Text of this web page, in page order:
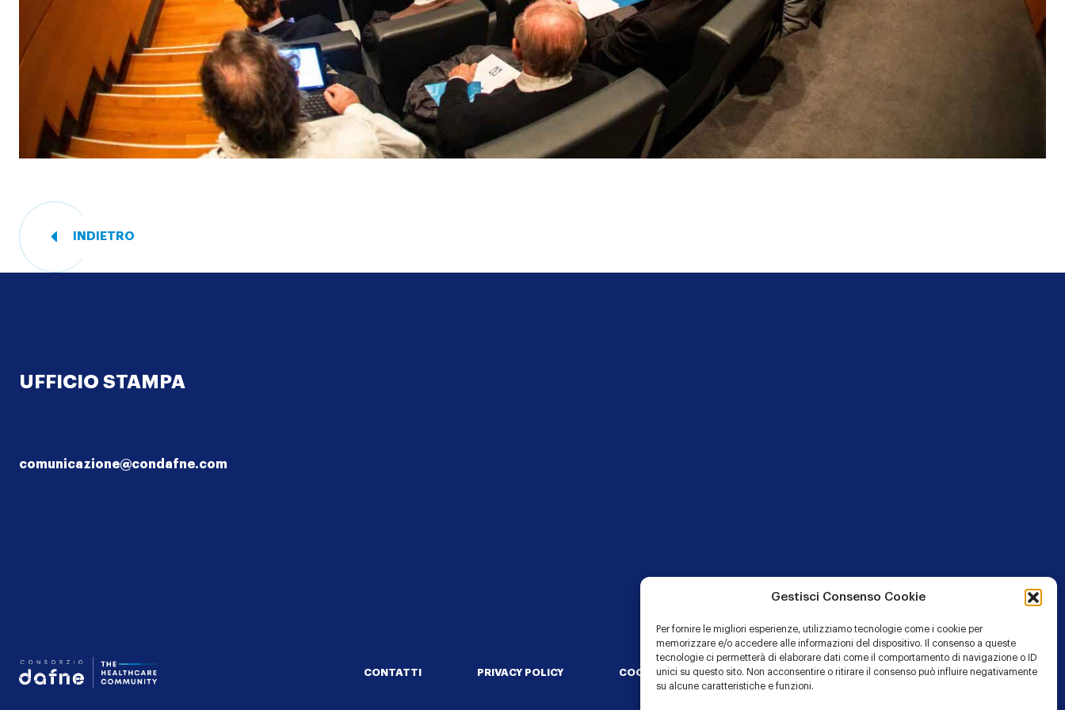
Gestisci Consenso Cookie
Per fornire le migliori esperienze, utilizziamo tecnologie come i cookie per
memorizzare e/o accedere alle informazioni del dispositivo. Il consenso a queste
tecnologie ci permetterà di elaborare dati come il comportamento di navigazione o ID
unici su questo sito. Non acconsentire o ritirare il consenso può influire negativamente
su alcune caratteristiche e funzioni.
nostri
progetti
INDIETRO
UFFICIO STAMPA
comunicazione@condafne.com
Consorzio Dafne - The Healthcare Community
CONTATTI PRIVACY POLICY COOKIE POLICY